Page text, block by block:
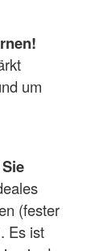
um
(fester
Es ist